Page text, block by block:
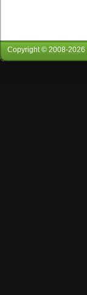
Copyright © 2008-2026